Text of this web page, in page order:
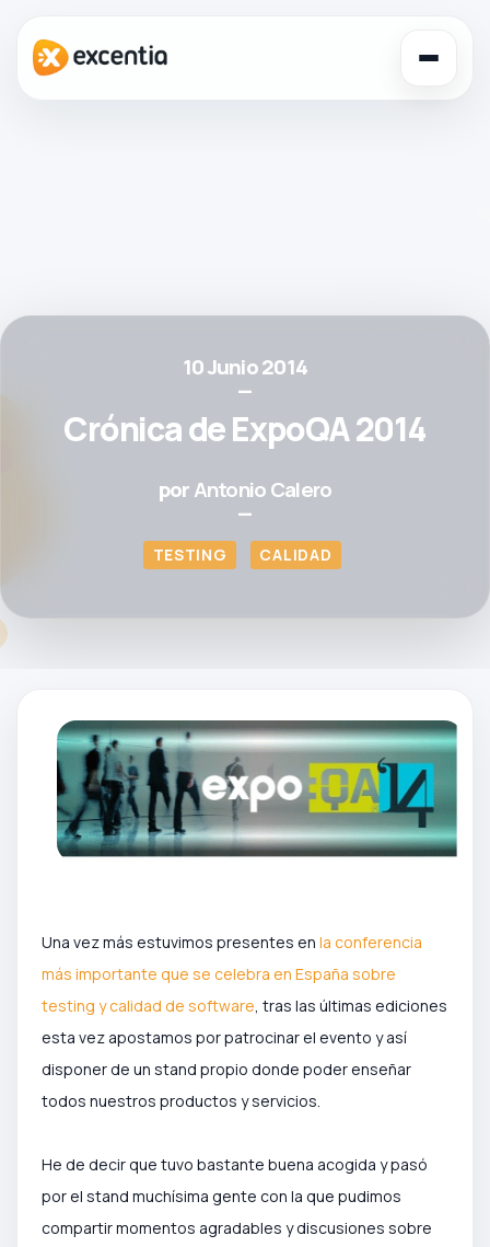
10 Junio 2014
—
Crónica de ExpoQA 2014
porAntonio Calero
—
TESTING CALIDAD
Una vez más estuvimos presentes en la conferencia
más importante que se celebra en España sobre
testing y calidad de software , tras las últimas ediciones
esta vez apostamos por patrocinar el evento y así
disponer de un stand propio donde poder enseñar
todos nuestros productos y servicios.
He de decir que tuvo bastante buena acogida y pasó
por el stand muchísima gente con la que pudimos
compartir momentos agradables y discusiones sobre